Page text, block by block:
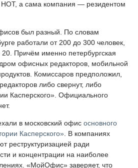
а сама компания — резидентом
был разный. По словам
работали от 200 до 300 человек,
Причём именно петербургская
офисных редакторов, мобильной
Комиссаров предположил,
либо свернут, либо
Касперского». Официального
в московский офис основного
Касперского». В компаниях
реструктуризацией ради
и концентрации на наиболее
«МойОфис» заверяет, что